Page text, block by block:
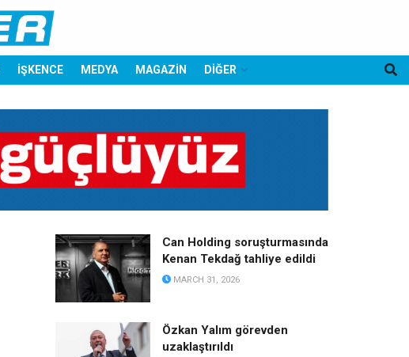
İŞKENCE MEDYA MAGAZİN DİĞER
Can Holding soruşturmasında
Kenan Tekdağ tahliye edildi
MARCH 31, 2026
Özkan Yalım görevden
uzaklaştırıldı